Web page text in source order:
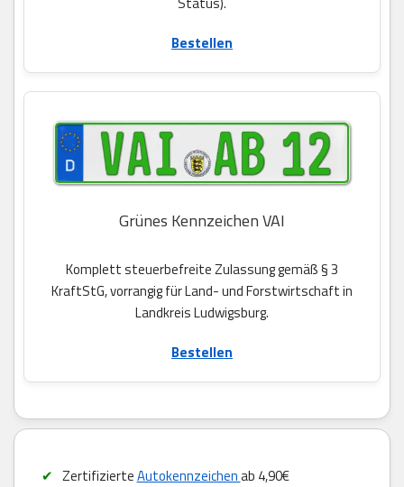
Bestellen
Grünes Kennzeichen VAI
Komplett steuerbefreite Zulassung gemäß § 3
KraftStG, vorrangig für Land- und Forstwirtschaft in
Landkreis Ludwigsburg.
Bestellen
ZertifizierteAutokennzeichenab 4,90€